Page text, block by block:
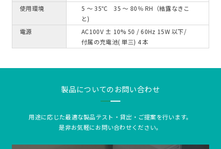
使用環境
5 ～ 35℃ 35 ～ 80％ RH（結露なきこ
と)
電源
AC100V ± 10% 50 / 60Hz 15W 以下/
付属の充電池( 単三) 4 本
製品についてのお問い合わせ
用途に応じた最適な製品テスト・貸出・ご提案を行います。
是非お気軽にお問い合わせください。